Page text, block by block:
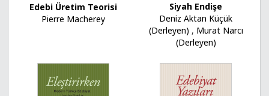
Edebi Üretim Teorisi
Pierre Macherey
Siyah Endişe
Deniz Aktan Küçük
(Derleyen) , Murat Narcı
(Derleyen)